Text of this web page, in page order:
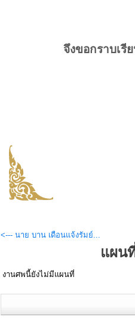
จึงขอกราบเรี
<--- นาย บาน เดือนแจ้งรัมย์...
แผน
งานศพนี้ยังไม่มีแผนที่